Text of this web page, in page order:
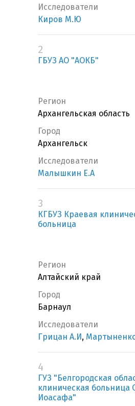
Исследователи
Киров М.Ю
2
ГБУЗ АО "АОКБ"
Регион
Архангельская область
Город
Архангельск
Исследователи
Малышкин Е.А
3
КГБУЗ Краевая
больница
Регион
Алтайский край
Город
Барнаул
Исследователи
Грицан А.И,
4
ГУЗ "Белгородская
клиническая больница
Иоасафа"